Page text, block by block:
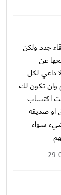
جدد ولكن
عن
داعي لكل
وان تكون لك
اكتساب
صديقه
سواء
29-